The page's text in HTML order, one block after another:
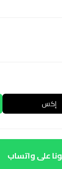
إكس
على واتساب